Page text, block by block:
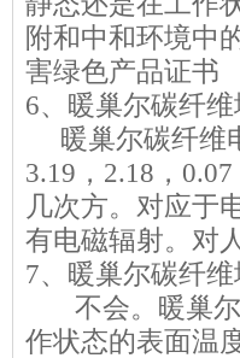
附和中和环境中
害绿色产品证书
6、暖巢尔碳纤
暖巢尔碳纤维
3.19，2.18，
几次方。对应于
有电磁辐射。对
7、暖巢尔碳
不会。暖巢尔
作状态的表面温